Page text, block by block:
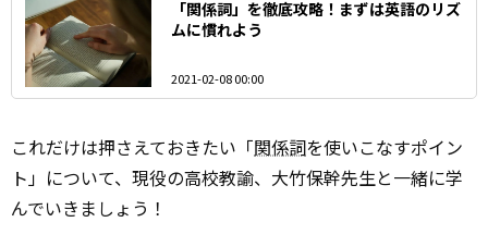
「関係詞」を徹底攻略！まずは英語のリズ
ムに慣れよう
2021-02-08 00:00
これだけは押さえておきたい「関係詞を使いこなすポイン
ト」について、現役の高校教諭、大竹保幹先生と一緒に学
んでいきましょう！